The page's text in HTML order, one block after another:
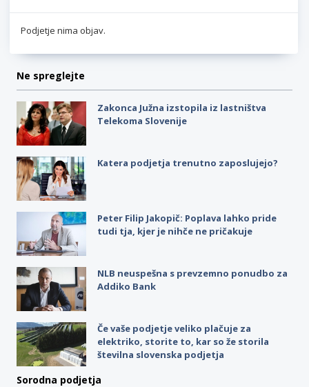
Podjetje nima objav.
Ne spreglejte
Zakonca Južna izstopila iz lastništva
Telekoma Slovenije
Katera podjetja trenutno zaposlujejo?
Peter Filip Jakopič: Poplava lahko pride
tudi tja, kjer je nihče ne pričakuje
NLB neuspešna s prevzemno ponudbo za
Addiko Bank
Če vaše podjetje veliko plačuje za
elektriko, storite to, kar so že storila
številna slovenska podjetja
Sorodna podjetja